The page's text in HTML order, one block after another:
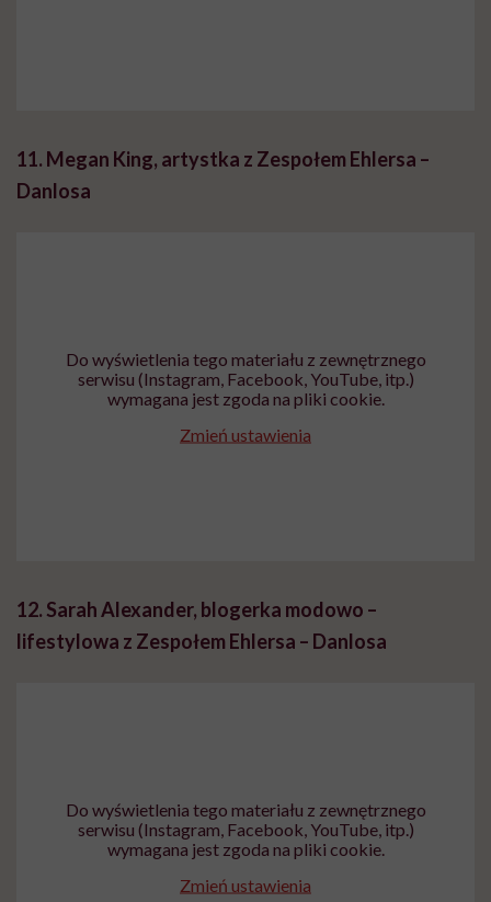
11. Megan King, artystka z Zespołem Ehlersa –
Danlosa
Do wyświetlenia tego materiału z zewnętrznego
serwisu (Instagram, Facebook, YouTube, itp.)
wymagana jest zgoda na pliki cookie.
Zmień ustawienia
12. Sarah Alexander, blogerka modowo –
lifestylowa z Zespołem Ehlersa – Danlosa
Do wyświetlenia tego materiału z zewnętrznego
serwisu (Instagram, Facebook, YouTube, itp.)
wymagana jest zgoda na pliki cookie.
Zmień ustawienia